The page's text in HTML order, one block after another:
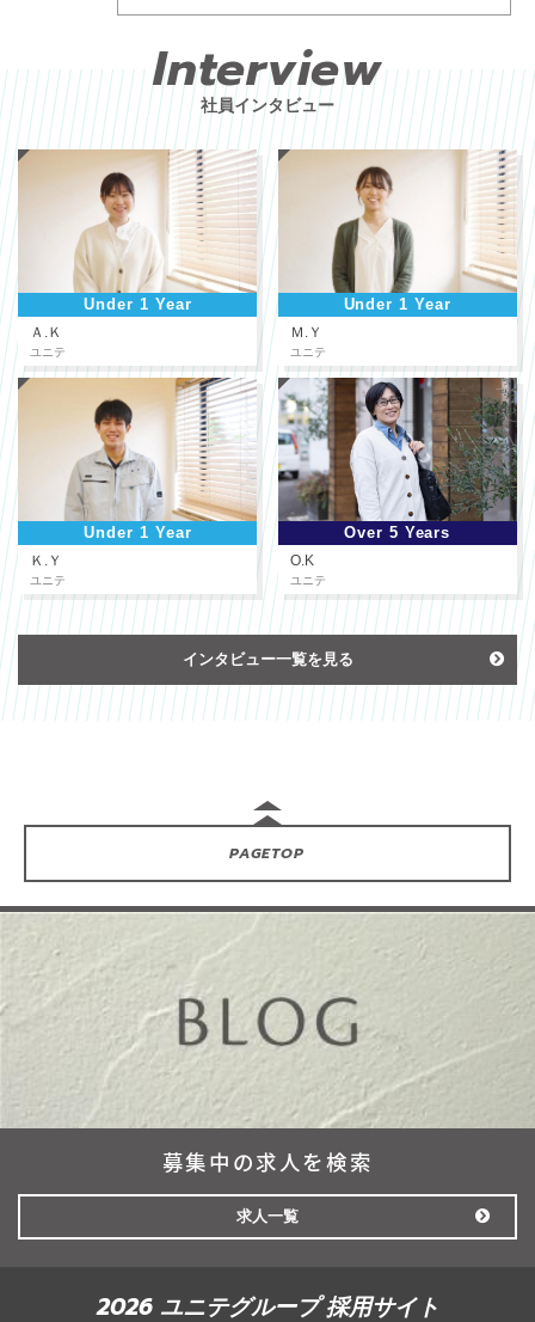
Interview
社員インタビュー
Under 1 Year
Ａ.Ｋ
ユニテ
Under 1 Year
Ｍ.Ｙ
ユニテ
Under 1 Year
Ｋ.Ｙ
ユニテ
Over 5 Years
O.K
ユニテ
インタビュー一覧を見る
PAGETOP
募集中の求人を検索
求人一覧
2026 ユニテグループ 採用サイト